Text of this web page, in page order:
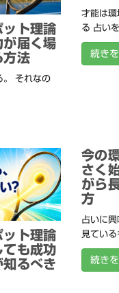
ット理論
が届く場
方法
。 それなの
才能は環
る 占い
続き
ット理論
ても成功
るべき
今の
さく
がら
方
占いに
見ている
続き